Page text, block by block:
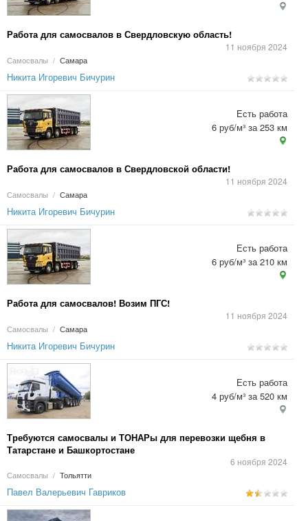
Работа для самосвалов в Свердловскую область!
11 ноября 2024
Самосвалы / Самара
Никита Игоревич Бичурин
Работа для самосвалов в Свердловской области!
11 ноября 2024
Самосвалы / Самара
Есть работа
6 руб/м³ за 253 км
Никита Игоревич Бичурин
Работа для самосвалов! Возим ПГС!
11 ноября 2024
Самосвалы / Самара
Есть работа
6 руб/м³ за 210 км
Никита Игоревич Бичурин
Требуются самосвалы и ТОНАРы для перевозки щебня в
Татарстане и Башкортостане
6 ноября 2024
Самосвалы / Тольятти
Есть работа
4 руб/м³ за 520 км
Павел Валерьевич Гавриков